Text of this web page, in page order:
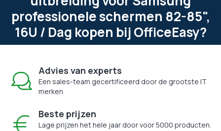
professionele schermen 82-85",
16U / Dag kopen bij OfficeEasy?
Advies van experts
Een sales-team gecertificeerd door de grootste IT
merken.
Beste prijzen
Lage prijzen het hele jaar door voor 5000 producten.